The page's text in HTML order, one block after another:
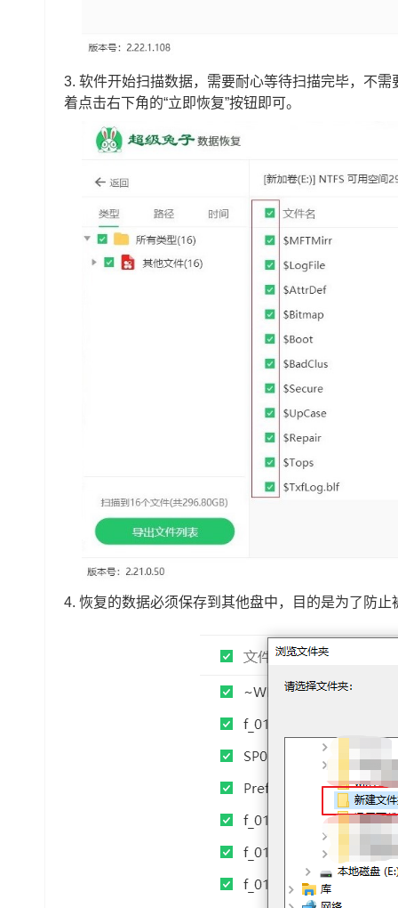
3. 软件开始扫描数据，需要耐心等待扫描完毕，不
着点击右下角的“立即恢复”按钮即可。
4. 恢复的数据必须保存到其他盘中，目的是为了防